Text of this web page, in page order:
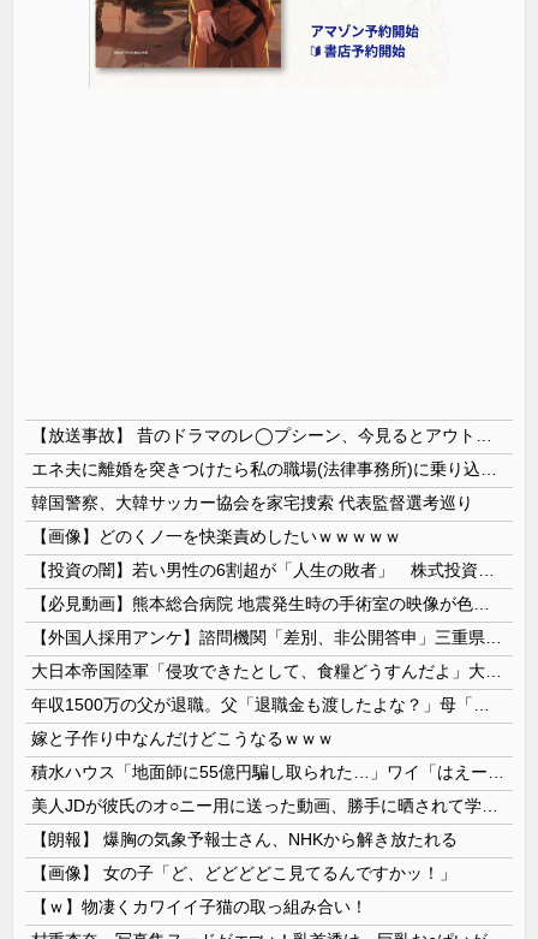
韓国警察、大韓サッカー協会を家宅捜索 代表監督選考巡り
【画像】どのくノ一を快楽責めしたいｗｗｗｗｗ
嫁と子作り中なんだけどこうなるｗｗｗ
【朗報】 爆胸の気象予報士さん、NHKから解き放たれる
【画像】 女の子「ど、どどどどこ見てるんですかッ！」
【ｗ】物凄くカワイイ子猫の取っ組み合い！